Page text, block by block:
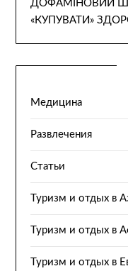
ДОФАМІНОВИЙ
«КУПУВАТИ»
Медицина
Развлечения
Статьи
Туризм и отдых в
Туризм и отдых в
Туризм и отдых в